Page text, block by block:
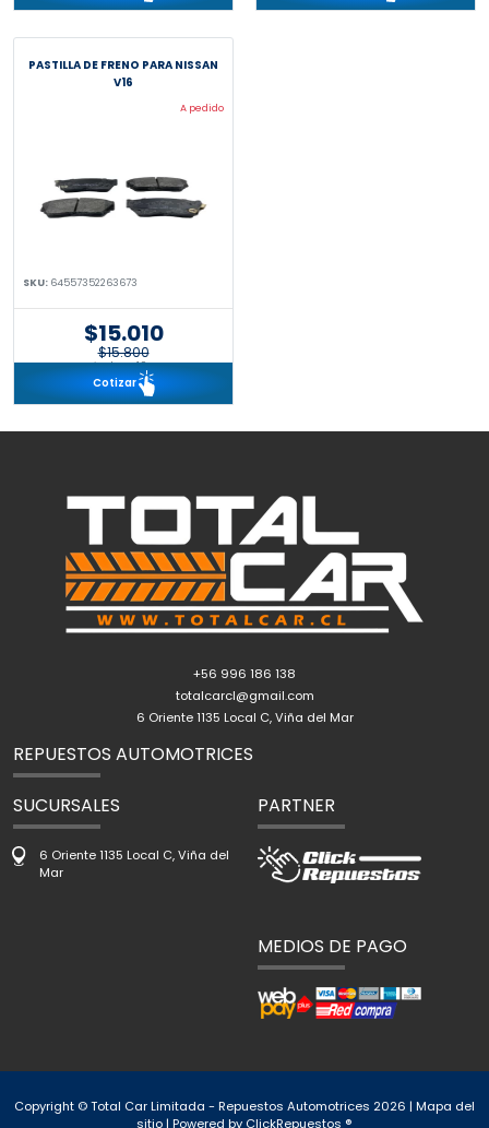
PASTILLA DE FRENO PARA NISSAN
V16
A pedido
SKU: 64557352263673
$15.010
$15.800
incl. IVA 19%
Cotizar
+56 996 186 138
totalcarcl@gmail.com
6 Oriente 1135 Local C, Viña del Mar
REPUESTOS AUTOMOTRICES
SUCURSALES
6 Oriente 1135 Local C, Viña del
Mar
PARTNER
MEDIOS DE PAGO
Copyright © Total Car Limitada - Repuestos Automotrices 2026 | Mapa del
sitio| Powered by ClickRepuestos ®